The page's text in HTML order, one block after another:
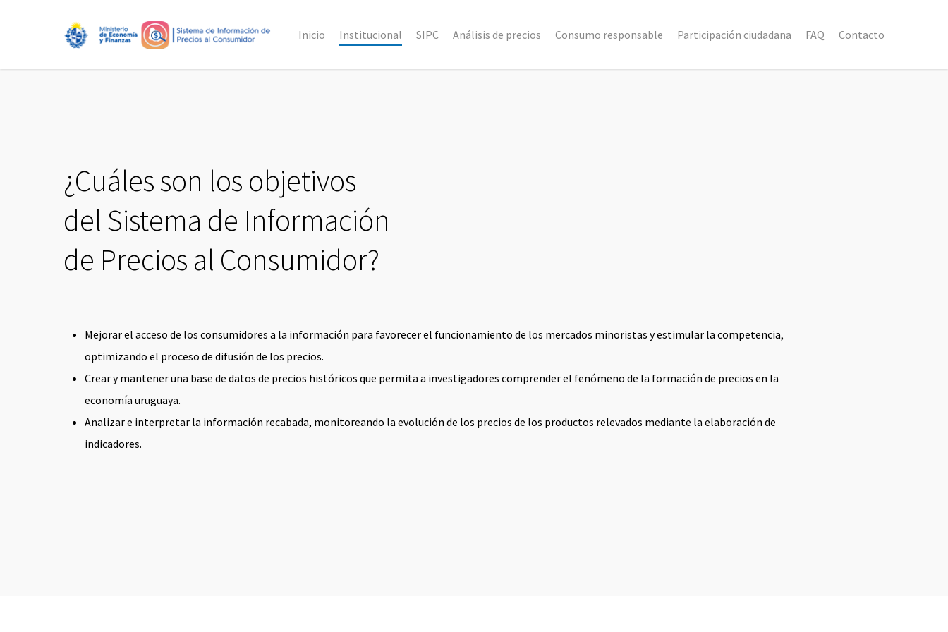
Inicio Institucional SIPC Análisis de precios Consumo responsable Participación ciudadana FAQ Contacto
¿Cuáles son los objetivos
del Sistema de Información
de Precios al Consumidor?
Mejorar el acceso de los consumidores a la información para favorecer el funcionamiento de los mercados minoristas y estimular la competencia,
optimizando el proceso de difusión de los precios.
Crear y mantener una base de datos de precios históricos que permita a investigadores comprender el fenómeno de la formación de precios en la
economía uruguaya.
Analizar e interpretar la información recabada, monitoreando la evolución de los precios de los productos relevados mediante la elaboración de
indicadores.